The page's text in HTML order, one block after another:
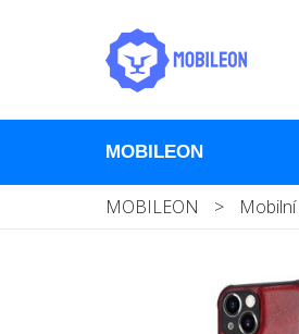
MOBILEON
MOBILEON >